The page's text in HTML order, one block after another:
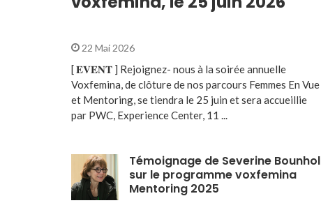
22 Mai 2026
[ 𝐄𝐕𝐄𝐍𝐓 ] Rejoignez- nous à la soirée annuelle
Voxfemina, de clôture de nos parcours Femmes En Vue
et Mentoring, se tiendra le 25 juin et sera accueillie
par PWC, Experience Center, 11 ...
Témoignage de Severine Bounhol
sur le programme voxfemina
Mentoring 2025